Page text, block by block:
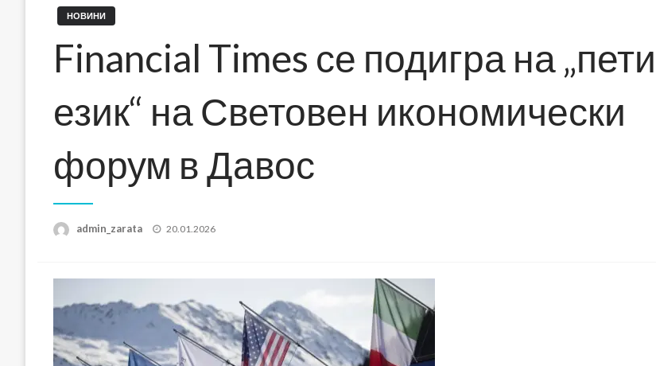
НОВИНИ
Financial Times се подигра на
език“ на Световен икономически
форум в Давос
admin_zarata
Posted
20.01.2026